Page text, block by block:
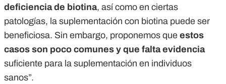
deficiencia de biotina, así como en ciertas
patologías, la suplementación con biotina puede ser
beneficiosa. Sin embargo, proponemos que estos
casos son poco comunes y que falta evidencia
suficiente para la suplementación en individuos
sanos”.